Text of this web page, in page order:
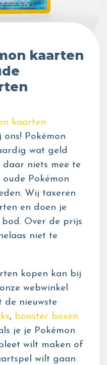
kaarten
kaarten
Pokémon
wat geld
niets mee te
Pokémon
Wij taxeren
en doen je
Over de prijs
niet te
kopen kan bij
webwinkel
de nieuwste
, booster boxen
je je Pokémon
wilt maken of
wilt gaan